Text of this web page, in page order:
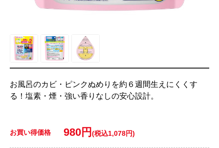
お風呂のカビ・ピンクぬめりを約６週間生えにくくす
る！塩素・煙・強い香りなしの安心設計。
お買い得価格 980円 (税込1,078円)